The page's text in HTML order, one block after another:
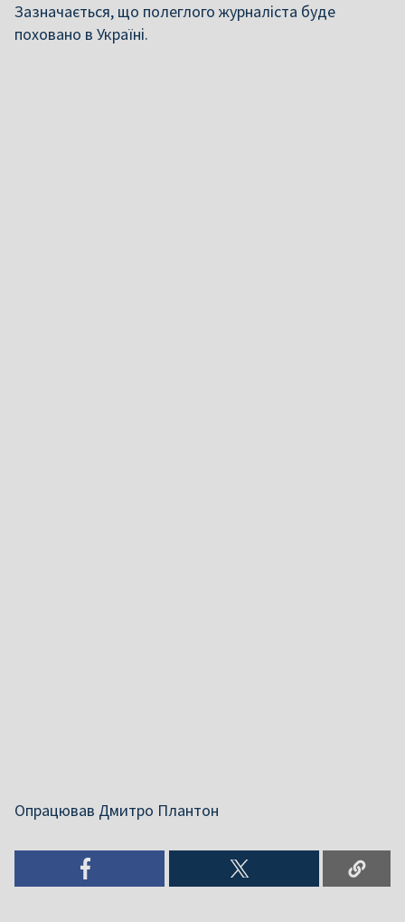
Зазначається, що полеглого журналіста буде
поховано в Україні.
Опрацював Дмитро Плантон